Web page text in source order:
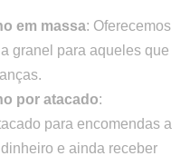
em massa: Oferecemos
granel para aqueles que
por atacado:
para encomendas a
e ainda receber